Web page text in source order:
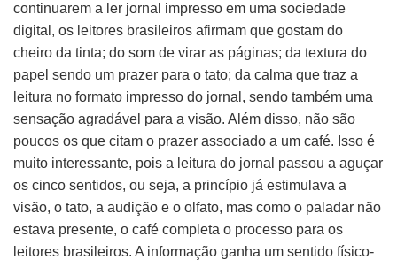
continuarem a ler jornal impresso em uma sociedade
digital, os leitores brasileiros afirmam que gostam do
cheiro da tinta; do som de virar as páginas; da textura do
papel sendo um prazer para o tato; da calma que traz a
leitura no formato impresso do jornal, sendo também uma
sensação agradável para a visão. Além disso, não são
poucos os que citam o prazer associado a um café. Isso é
muito interessante, pois a leitura do jornal passou a aguçar
os cinco sentidos, ou seja, a princípio já estimulava a
visão, o tato, a audição e o olfato, mas como o paladar não
estava presente, o café completa o processo para os
leitores brasileiros. A informação ganha um sentido físico-